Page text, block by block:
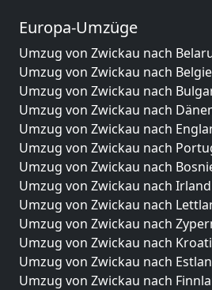
Europa-Umzüge
Umzug von Zwickau nach
Umzug von Zwickau nach
Umzug von Zwickau nach
Umzug von Zwickau nach
Umzug von Zwickau nach
Umzug von Zwickau nach
Umzug von Zwickau nach
Umzug von Zwickau nach Irland
Umzug von Zwickau nach
Umzug von Zwickau nach
Umzug von Zwickau nach
Umzug von Zwickau nach
Umzug von Zwickau nach